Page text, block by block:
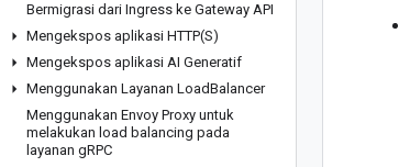
Bermigrasi dari Ingress ke Gateway API
Mengekspos aplikasi HTTP(S)
Mengekspos aplikasi AI Generatif
Menggunakan Layanan LoadBalancer
Menggunakan Envoy Proxy untuk
melakukan load balancing pada
layanan gRPC